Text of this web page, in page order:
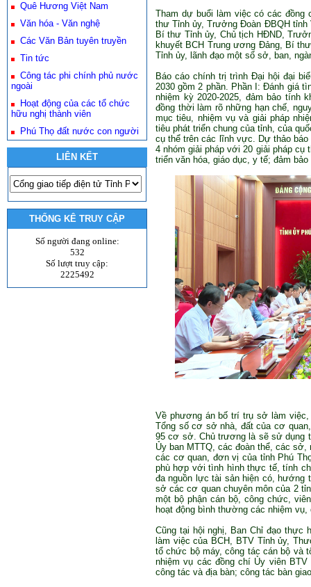
Quê Hương Việt Nam
Văn hóa - Văn nghệ
Các Văn Bản tuyên truyền
Tin tức
Công tác phi chính phủ nước
ngoài
Hoạt động của các tổ chức
hữu nghị thành viên
Phú Thọ đất nước con người
LIÊN KẾT
THỐNG KÊ TRUY CẬP
Số người đang online:
532
Số lượt truy cập:
2225492
Tham dự buổi làm việc có các
thư Tỉnh ủy, Trưởng Đoàn ĐBQH tỉnh
Bí thư Tỉnh ủy, Chủ tịch HĐND,
khuyết BCH Trung ương Đảng, Bí
Tỉnh ủy, lãnh đạo một số sở, ban,
Báo cáo chính trị trình Đại hội đại
2030 gồm 2 phần. Phần I: Đánh giá
nhiệm kỳ 2020-2025, đảm bảo tính
đồng thời làm rõ những hạn chế,
mục tiêu, nhiệm vụ và giải pháp
tiêu phát triển chung của tỉnh, của
cụ thể trên các lĩnh vực. Dự thảo
4 nhóm giải pháp với 20 giải pháp
triển văn hóa, giáo dục, y tế; đảm
Về phương án bố trí trụ sở làm
Tổng số cơ sở nhà, đất của cơ
95 cơ sở. Chủ trương là sẽ sử dụng
Ủy ban MTTQ, các đoàn thể, các
các cơ quan, đơn vị của tỉnh Phú
phù hợp với tình hình thực tế, tính
đa nguồn lực tài sản hiện có, hướng
sở các cơ quan chuyên môn của 2
một bộ phận cán bộ, công chức,
hoạt động bình thường các nhiệm
Cũng tại hội nghị, Ban Chỉ đạo thực
làm việc của BCH, BTV Tỉnh ủy,
tổ chức bộ máy, công tác cán bộ và
nhiệm vụ các đồng chí Ủy viên
công tác và địa bàn; công tác bàn